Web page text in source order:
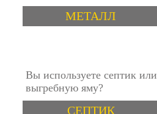
МЕТАЛЛ
Вы используете септик или
выгребную яму?
ВариантыСЕПТИК